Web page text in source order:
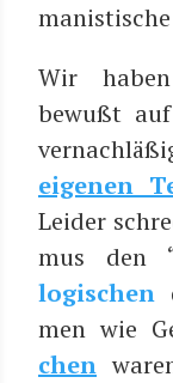
Wir
bewußt
eige­nen
Lei­der
mus den
logi­schen
men wie
chen